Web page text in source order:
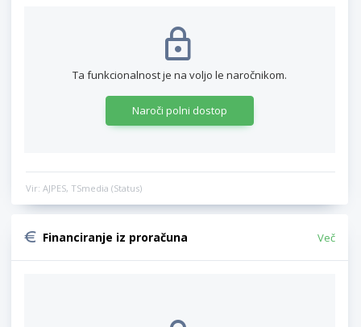
Ta funkcionalnost je na voljo le naročnikom.
Naroči polni dostop
Vir: AJPES, TSmedia (Status)
Financiranje iz proračuna Več